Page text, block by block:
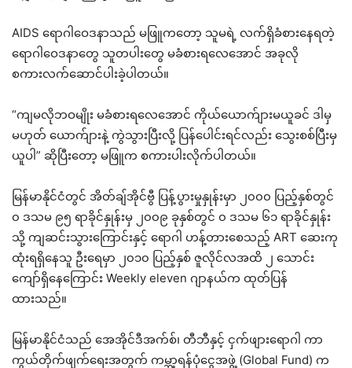
AIDS ရောဂါဝေဒနာသည် မဖြူကတော့ သူမရဲ့ လက်ရှိခံစားနေရတဲ့
ရောဂါဝေဒနာတွေ သူတပါးတွေ မခံစားရလေအောင် အခုလို
စကားလက်ဆောင်ပါးခဲ့ပါတယ်။
“ကျမလိုဘဝမျိုး မခံစားရလေအောင် ကိုယ်ယောက်ျားမယူခင် ဒါမှ
မဟုတ် ယောက်ျားနဲ့ ကွဲသွားပြီးလို့ ပြန်ပေါင်းရင်လည်း သွေးစစ်ပြီးမှ
ယူပါ” ဆိုပြီးတော့ မဖြူက စကားပါးလိုက်ပါတယ်။
မြန်မာနိုင်ငံတွင် အိတ်ချ်အိုင်ဗွီ ပြန့်ပွားမှုနှုန်းမှာ ၂၀၀၀ ပြည့်နှစ်တွင်
၀ ဒသမ ၉၅ ရာခိုင်နှုန်းမှ ၂၀၀၉ ခုနှစ်တွင် ၀ ဒသမ ၆၁ ရာခိုင်နှုန်း
သို့ ကျဆင်းသွားကြောင်းနှင့် ရောဂါ ဟန့်တားစေသည့် ART ဆေးကု
ထုံးရရှိနေသူ ဦးရေမှာ ၂၀၁၀ ပြည့်နှစ် ဇူလိုင်လအထိ ၂ သောင်း
ကျော်ရှိနေကြောင်း Weekly eleven ဂျာနယ်က ထုတ်ပြန်
ထားသည်။
မြန်မာနိုင်ငံသည် အေအိုင်ဒီအက်စ်၊ တီဘီနှင့် ငှက်ဖျားရောဂါ ကာ
ကွယ်တိုက်ဖျက်ရေးအတွက် ကမ္ဘာ့ရန်ပုံငွေအဖွဲ့ (Global Fund) က